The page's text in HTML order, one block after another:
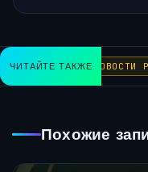
ЧИТАЙТЕ ТАКЖЕНОВОСТИ
Похожие